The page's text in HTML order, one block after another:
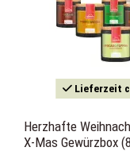
Lieferzeit
Herzhafte
X-Mas Gewürzbox